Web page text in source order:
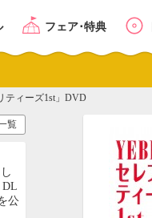
フェア･特典
ティーズ1st」DVD
DL
公
覧